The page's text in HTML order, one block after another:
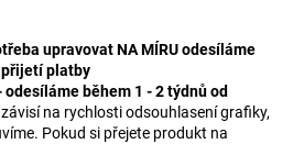
upravovat NA MÍRU odesíláme
přijetí platby
odesíláme během 1 - 2 týdnů od
na rychlosti odsouhlasení grafiky,
Pokud si přejete produkt na